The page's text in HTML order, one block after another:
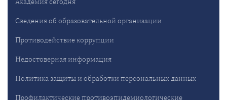
Сведения об образовательной организации
Противодействие коррупции
Недостоверная информация
Политика защиты и обработки персональных данных
Профилактические противоэпидемиологические